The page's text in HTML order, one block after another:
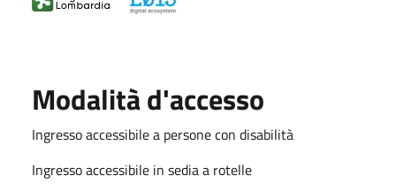
Modalità d'accesso
Ingresso accessibile a persone con disabilità
Ingresso accessibile in sedia a rotelle